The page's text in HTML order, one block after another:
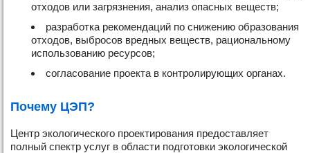
отходов или загрязнения, анализ опасных веществ;
разработка рекомендаций по снижению образования
отходов, выбросов вредных веществ, рациональному
использованию ресурсов;
согласование проекта в контролирующих органах.
Почему ЦЭП?
Центр экологического проектирования предоставляет
полный спектр услуг в области подготовки экологической